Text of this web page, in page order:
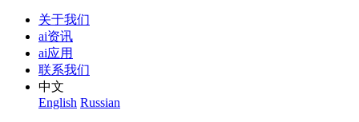
关于我们
ai资讯
ai应用
联系我们
中文
English Russian